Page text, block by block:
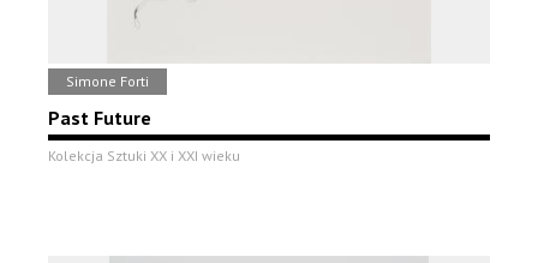
Simone Forti
Past Future
Kolekcja Sztuki XX i XXI wieku